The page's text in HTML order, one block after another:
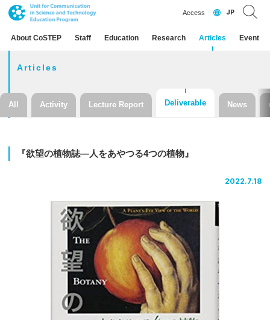
About CoSTEP Staff Education Research Articles Event
Access JP
Articles
All Activity Lecture Report Deliverable News
『欲望の植物誌―人をあやつる4つの植物』
2022.7.18